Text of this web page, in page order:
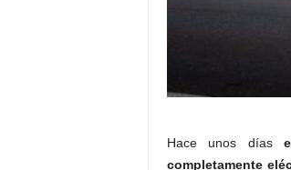
Hace unos días
completamente